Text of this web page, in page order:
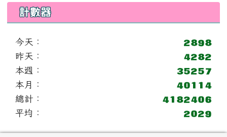
計數器
今天：
昨天：
本週：
本月：
總計：
平均：